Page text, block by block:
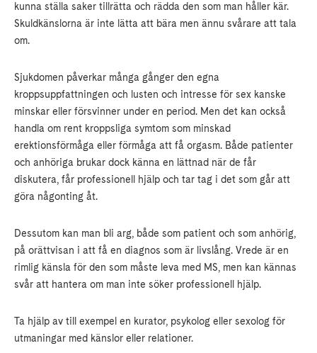
kunna ställa saker tillrätta och rädda den som man håller kär.
Skuldkänslorna är inte lätta att bära men ännu svårare att tala
om.
Sjukdomen påverkar många gånger den egna
kroppsuppfattningen och lusten och intresse för sex kanske
minskar eller försvinner under en period. Men det kan också
handla om rent kroppsliga symtom som minskad
erektionsförmåga eller förmåga att få orgasm. Både patienter
och anhöriga brukar dock känna en lättnad när de får
diskutera, får professionell hjälp och tar tag i det som går att
göra någonting åt.
Dessutom kan man bli arg, både som patient och som anhörig,
på orättvisan i att få en diagnos som är livslång. Vrede är en
rimlig känsla för den som måste leva med MS, men kan kännas
svår att hantera om man inte söker professionell hjälp.
Ta hjälp av till exempel en kurator, psykolog eller sexolog för
utmaningar med känslor eller relationer.